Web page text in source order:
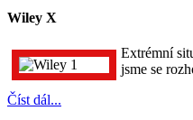
Wiley X
Extrémní
jsme se
Číst dál...